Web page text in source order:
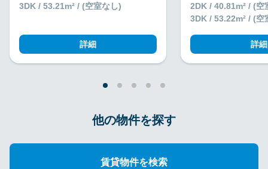
3DK / 53.21m² / (空室なし)
詳細
2DK / 40.81m² / (空
3DK / 53.22m² / (空
詳細
他の物件を探す
賃貸物件を検索